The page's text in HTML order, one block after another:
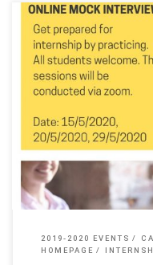
https://forms.gle/
2019-2020 EVENTS
HOMEPAGE